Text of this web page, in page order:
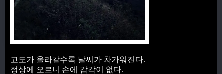
고도가 올라갈수록 날씨가 차가워진다.
정상에 오르니 손에 감각이 없다.